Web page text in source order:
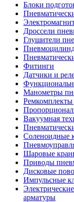
Блоки
Дроссели
Глушители
Фитинги
Датчики и
Манометры
Ремкомплекты
Вакуумная
Соленоидные
Шаровые
Приводы
Дисковые
Импульсные
арматуры